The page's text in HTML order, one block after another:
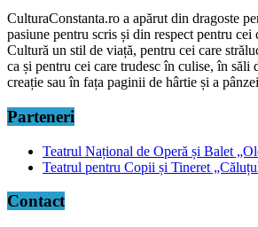
CulturaConstanta.ro a apărut din dragoste
pasiune pentru scris și din respect pentru cei
Cultură un stil de viață, pentru cei care
ca și pentru cei care trudesc în culise, în săli
creație sau în fața paginii de hârtie și a
Parteneri
Teatrul Național de Operă și Balet
Teatrul pentru Copii și Tineret
Contact